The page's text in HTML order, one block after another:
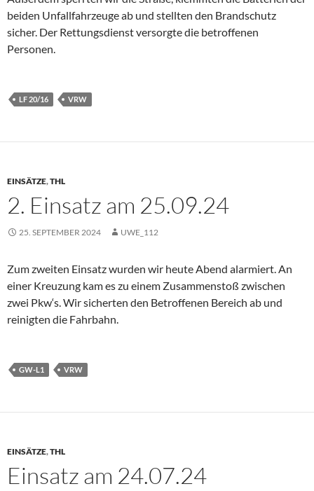
beiden Unfallfahrzeuge ab und stellten den Brandschutz
sicher. Der Rettungsdienst versorgte die betroffenen
Personen.
LF 20/16 VRW
EINSÄTZE,THL
2. Einsatz am 25.09.24
25. SEPTEMBER 2024 UWE_112
Zum zweiten Einsatz wurden wir heute Abend alarmiert. An
einer Kreuzung kam es zu einem Zusammenstoß zwischen
zwei Pkw‘s. Wir sicherten den Betroffenen Bereich ab und
reinigten die Fahrbahn.
GW-L1 VRW
EINSÄTZE,THL
Einsatz am 24.07.24